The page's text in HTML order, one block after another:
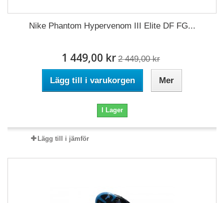
Nike Phantom Hypervenom III Elite DF FG...
1 449,00 kr 2 449,00 kr
Lägg till i varukorgen Mer
I Lager
Lägg till i jämför